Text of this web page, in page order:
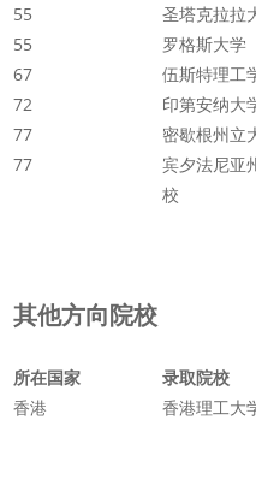
55
圣塔克拉拉
55
罗格斯大学
67
伍斯特理工
72
印第安纳大
77
密歇根州立
77
宾夕法尼亚
校
其他方向院校
所在国家 录取院校
香港
香港理工大